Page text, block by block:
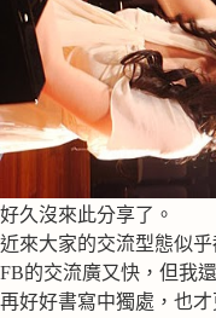
好久沒來此分享了。
近來大家的交流型態似乎
FB的交流廣又快，但我
再好好書寫中獨處，也